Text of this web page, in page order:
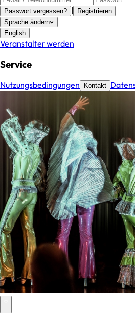
Passwort vergessen? |
Registrieren
Sprache ändern
English
Veranstalter werden
Service
Nutzungsbedingungen Kontakt
–